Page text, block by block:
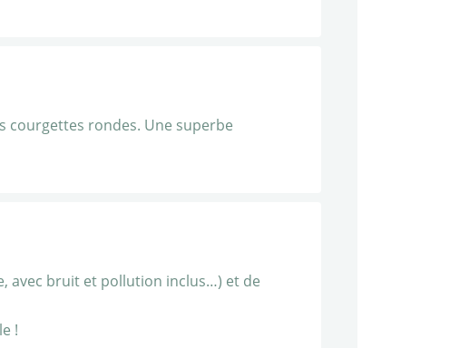
courgettes rondes. Une superbe
avec bruit et pollution inclus…) et de
!